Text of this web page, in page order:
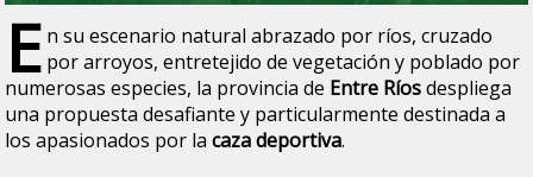
E n su escenario natural abrazado por ríos, cruzado
por arroyos, entretejido de vegetación y poblado por
numerosas especies, la provincia de Entre Ríosdespliega
una propuesta desafiante y particularmente destinada a
los apasionados por lacaza deportiva.